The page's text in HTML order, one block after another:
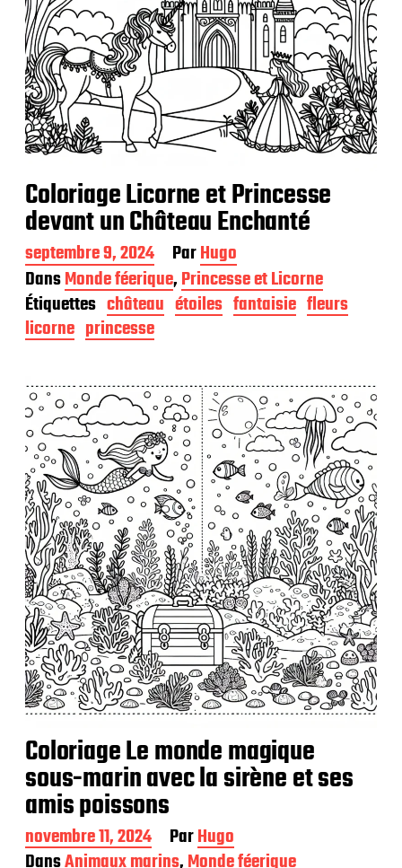
Coloriage Licorne et Princesse
devant un Château Enchanté
D
a
t
e
d
e
u
b
l
i
c
a
t
i
o
n
septembre 9, 2024 ParHugo
DansMonde féerique,Princesse et Licorne
Étiquettes château étoiles fantaisie fleurs
licorne princesse
Coloriage Le monde magique
sous-marin avec la sirène et ses
amis poissons
D
a
novembre 11, 2024 ParHugo